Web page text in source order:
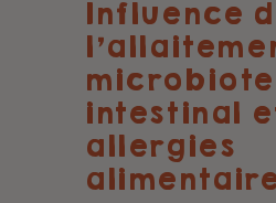
Influence
microbiote
intestinal
allergies